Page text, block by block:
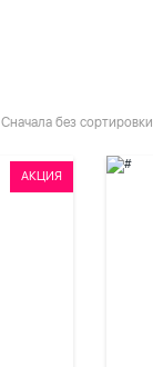
Сначала без сортировки
АКЦИЯ